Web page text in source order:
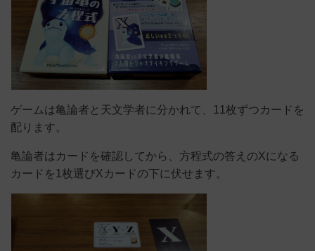
ゲームは亀論者と天文学者に分かれて、11枚ずつカードを
配ります。
亀論者はカードを確認してから、方程式の答えのXになる
カードを1枚選びXカードの下に伏せます。